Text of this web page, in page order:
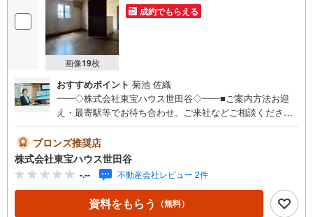
画像19枚
成約でもらえる
おすすめポイント 菊池 佐織
━━◇株式会社東宝ハウス世田谷◇━━■ご案内方法お迎
え・最寄駅等でお待ち合わせ、ご来社などご相談くださ
をいたします。■ご予約方法直接お電話ください。メールで
のご予約も承ります。突然のご来店でも対応可能です。事
前に鍵の手配が必要な場合がございます。お早目にご連絡
をいただけると、大変スムーズです。■その他、各種ご相談
もお気軽にどうぞ！◎ファイナンシャルプランナーによる
ライフシミュレーション・生活収支のキャッシュフローを
ブロンズ推奨店
株式会社東宝ハウス世田谷
-.-- 不動産会社レビュー 2件
資料をもらう （無料）